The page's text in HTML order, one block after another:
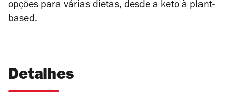
opções para várias dietas, desde a keto à plant-
based.
Detalhes